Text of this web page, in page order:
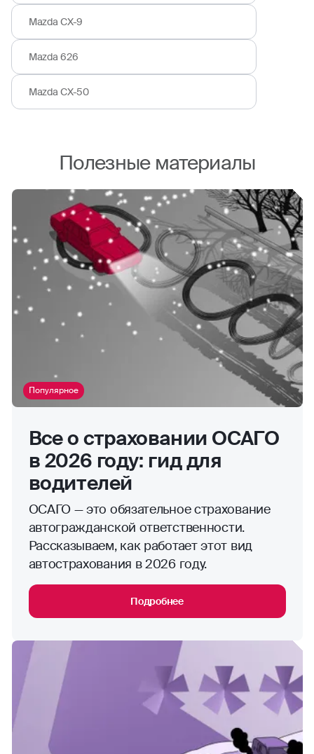
Mazda CX-9
Mazda 626
Mazda CX-50
Полезные материалы
Популярное
Все о страховании ОСАГО
в 2026 году: гид для
водителей
ОСАГО — это обязательное страхование
автогражданской ответственности.
Рассказываем, как работает этот вид
автострахования в 2026 году.
Подробнее